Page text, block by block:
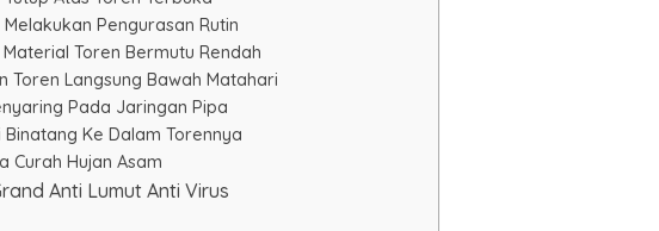
Pengurasan Rutin
Toren Bermutu Rendah
Toren Langsung Bawah Matahari
Pada Jaringan Pipa
Binatang Ke Dalam Torennya
Curah Hujan Asam
Anti Lumut Anti Virus